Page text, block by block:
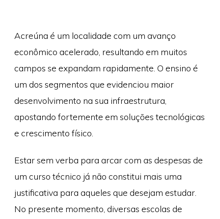
Acreúna é um localidade com um avanço
econômico acelerado, resultando em muitos
campos se expandam rapidamente. O ensino é
um dos segmentos que evidenciou maior
desenvolvimento na sua infraestrutura,
apostando fortemente em soluções tecnológicas
e crescimento físico.
Estar sem verba para arcar com as despesas de
um curso técnico já não constitui mais uma
justificativa para aqueles que desejam estudar.
No presente momento, diversas escolas de